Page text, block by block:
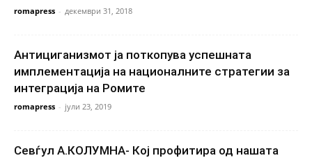
romapress - декември 31, 2018
Антициганизмот ја поткопува успешната
имплементација на националните стратегии за
интеграција на Ромите
romapress - јули 23, 2019
Севѓул А.КОЛУМНА- Кој профитира од нашата